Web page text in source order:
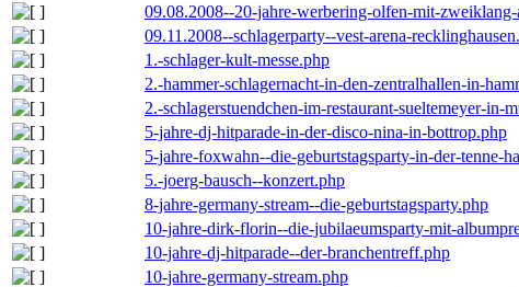
09.08.2008--20-jahre-werbering-olfen-mit-
09.11.2008--schlagerparty--vest-arena-
1.-schlager-kult-messe.php
2.-hammer-schlagernacht-in-den-zentralhallen-in-
2.-schlagerstuendchen-im-restaurant-sueltemeyer-in-
5-jahre-dj-hitparade-in-der-disco-nina-in-bottrop.php
5-jahre-foxwahn--die-geburtstagsparty-in-der-tenne-
5.-joerg-bausch--konzert.php
8-jahre-germany-stream--die-geburtstagsparty.php
10-jahre-dirk-florin--die-jubilaeumsparty-mit-
10-jahre-dj-hitparade--der-branchentreff.php
10-jahre-germany-stream.php